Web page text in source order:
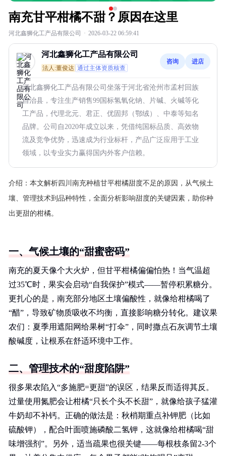
南充甘平柑橘不甜？原因在这里
河北鑫狮化工产品有限公司 · 2026-03-22 06:59:41
河北鑫狮化工产品有限公司
法人:董俊达 通过主体资质核查
咨询 进店
河北鑫狮化工产品有限公司坐落于河北省沧州市孟村回族
自治县，专注生产销售99国标氢氧化钠、片碱、火碱等化
工产品，代理北元、君正、优固邦（鄂绒）、中泰等知名
品牌。公司自2020年成立以来，凭借纯国标品质、高效物
流及竞争优势，迅速成为行业标杆，产品广泛应用于工业
领域，以专业实力赢得国内外客户信赖。
介绍： 本文解析四川南充种植甘平柑橘甜度不足的原因，从气候土
壤、管理技术到品种特性，全面分析影响甜度的关键因素，助你种
出更甜的柑橘。
一、气候土壤的“甜蜜密码”
南充的夏天像个大火炉，但甘平柑橘偏偏怕热！当气温超
过35℃时，果实会启动“自我保护”模式——暂停积累糖分。
更扎心的是，南充部分地区土壤偏酸性，就像给柑橘喝了
“醋”，导致矿物质吸收不均衡，直接影响糖分转化。建议果
农们：夏季用遮阳网给果树“打伞”，同时撒点石灰调节土壤
酸碱度，让根系在舒适环境中工作。
二、管理技术的“甜度陷阱”
很多果农陷入“多施肥=更甜”的误区，结果反而适得其反。
过量使用氮肥会让柑橘“只长个头不长甜”，就像给孩子猛灌
牛奶却不补钙。正确的做法是：秋梢期重点补钾肥（比如
硫酸钾），配合叶面喷施磷酸二氢钾，这就像给柑橘喝“甜
味增强剂”。另外，适当疏果也很关键——每根枝条留2-3个